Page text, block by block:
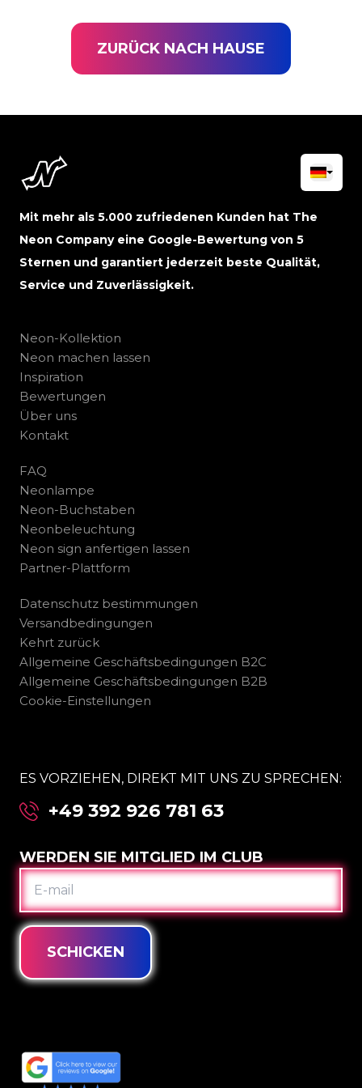
ZURÜCK NACH HAUSE
Mit mehr als 5.000 zufriedenen Kunden hat The
Neon Company eine Google-Bewertung von 5
Sternen und garantiert jederzeit beste Qualität,
Service und Zuverlässigkeit.
Neon-Kollektion
Neon machen lassen
Inspiration
Bewertungen
Über uns
Kontakt
FAQ
Neonlampe
Neon-Buchstaben
Neonbeleuchtung
Neon sign anfertigen lassen
Partner-Plattform
Datenschutz bestimmungen
Versandbedingungen
Kehrt zurück
Allgemeine Geschäftsbedingungen B2C
Allgemeine Geschäftsbedingungen B2B
Cookie-Einstellungen
ES VORZIEHEN, DIREKT MIT UNS ZU SPRECHEN:
+49 392 926 781 63
WERDEN SIE MITGLIED IM CLUB
E-
MAIL
SCHICKEN